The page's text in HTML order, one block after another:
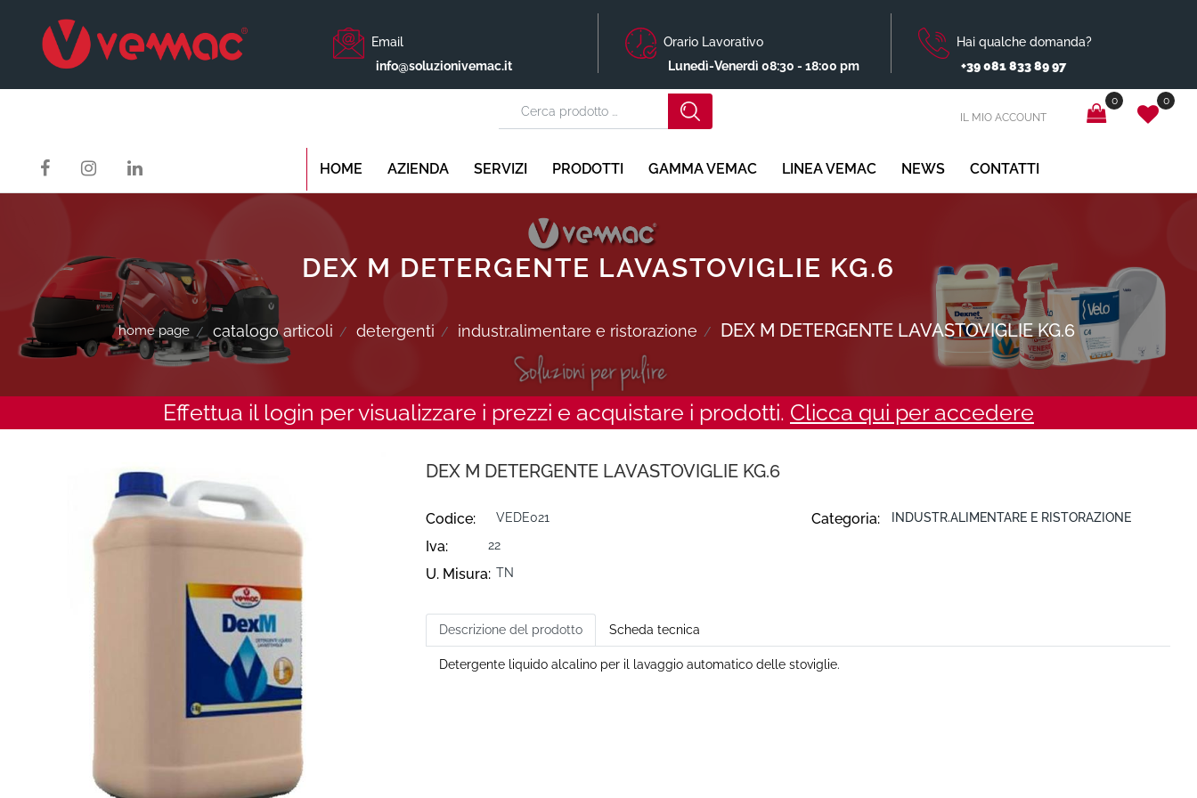
Email
info@soluzionivemac.it
Orario Lavorativo
Lunedì-Venerdì 08:30 - 18:00 pm
Hai qualche domanda?
+39 081 833 89 97
IL MIO ACCOUNT
0 0
HOME AZIENDA SERVIZI PRODOTTI GAMMA VEMAC LINEA VEMAC NEWS CONTATTI
DEX M DETERGENTE LAVASTOVIGLIE KG.6
home page catalogo articoli detergenti industr.alimentare e ristorazione DEX M DETERGENTE LAVASTOVIGLIE KG.6
Effettua il login per visualizzare i prezzi e acquistare i prodotti. Clicca qui per accedere
DEX M DETERGENTE LAVASTOVIGLIE KG.6
Codice: VEDE021
Iva: 22
U. Misura: TN
Categoria: INDUSTR.ALIMENTARE E RISTORAZIONE
Descrizione del prodotto Scheda tecnica
Detergente liquido alcalino per il lavaggio automatico delle stoviglie.